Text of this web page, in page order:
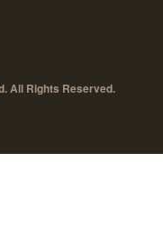
All Rights Reserved.